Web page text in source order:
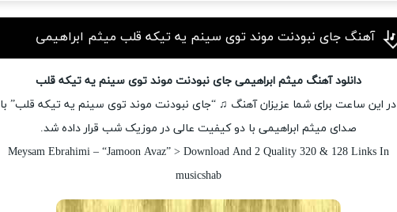
آهنگ جای نبودنت موند توی سینم یه تیکه قلب میثم ابراهیمی
دانلود آهنگ میثم ابراهیمی جای نبودنت موند توی سینم یه تیکه قلب
در این ساعت برای شما عزیزان آهنگ ♫ “جای نبودنت موند توی سینم یه تیکه قلب” با
صدای میثم ابراهیمی با دو کیفیت عالی در موزیک شب قرار داده شد.
Meysam Ebrahimi – “Jamoon Avaz” > Download And 2 Quality 320 & 128 Links In
musicshab